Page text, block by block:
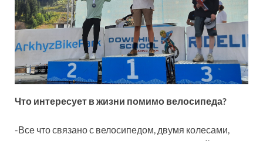
Что интересует в жизни помимо велосипеда?
-Все что связано с велосипедом, двумя колесами,